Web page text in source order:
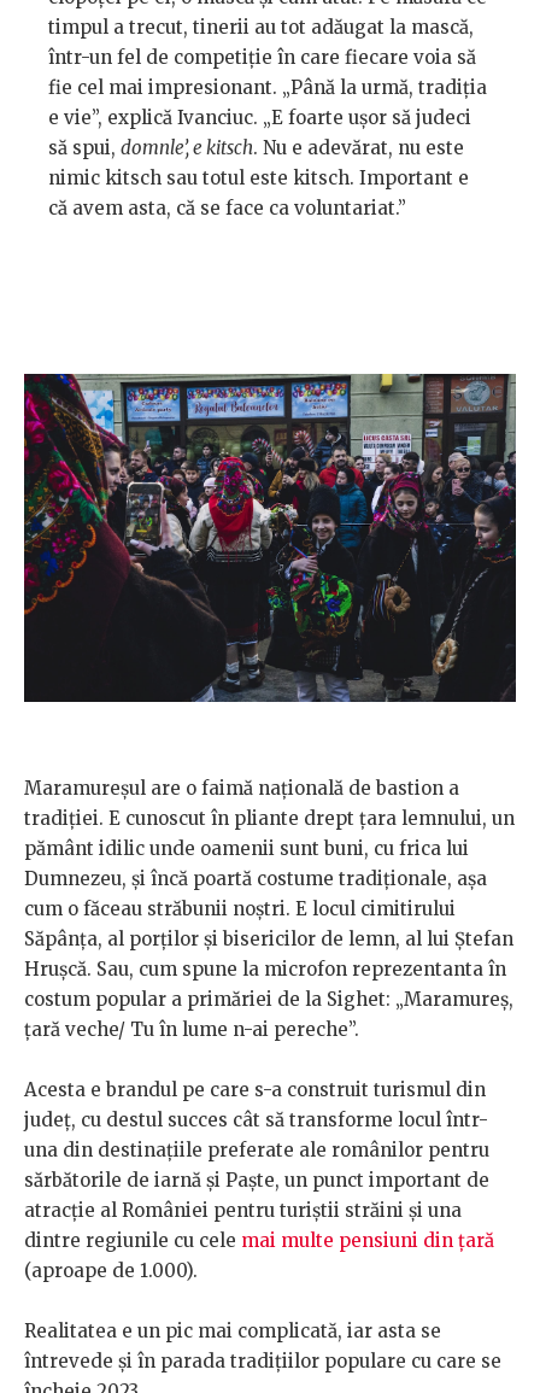
timpul a trecut, tinerii au tot adăugat la mască,
într-un fel de competiție în care fiecare voia să
fie cel mai impresionant. „Până la urmă, tradiția
e vie”, explică Ivanciuc. „E foarte ușor să judeci
să spui, domnle’, e kitsch. Nu e adevărat, nu este
nimic kitsch sau totul este kitsch. Important e
că avem asta, că se face ca voluntariat.”
Maramureșul are o faimă națională de bastion a
tradiției. E cunoscut în pliante drept țara lemnului, un
pământ idilic unde oamenii sunt buni, cu frica lui
Dumnezeu, și încă poartă costume tradiționale, așa
cum o făceau străbunii noștri. E locul cimitirului
Săpânța, al porților și bisericilor de lemn, al lui Ștefan
Hrușcă. Sau, cum spune la microfon reprezentanta în
costum popular a primăriei de la Sighet: „Maramureș,
țară veche/ Tu în lume n-ai pereche”.
Acesta e brandul pe care s-a construit turismul din
județ, cu destul succes cât să transforme locul într-
una din destinațiile preferate ale românilor pentru
sărbătorile de iarnă și Paște, un punct important de
atracție al României pentru turiștii străini și una
dintre regiunile cu cele mai multe pensiuni din țară
(aproape de 1.000).
Realitatea e un pic mai complicată, iar asta se
întrevede și în parada tradițiilor populare cu care se